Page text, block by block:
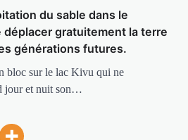
du sable dans le
gratuitement la terre
générations futures.
bloc sur le lac Kivu qui ne
jour et nuit son…